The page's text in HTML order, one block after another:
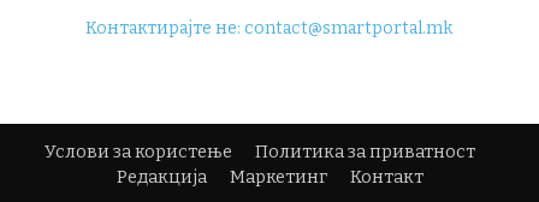
Контактирајте не:contact@smartportal.mk
Услови за користење
Политика за приватност
Редакција
Маркетинг Контакт